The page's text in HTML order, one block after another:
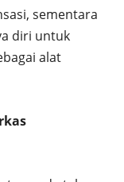
sementara
diri untuk
alat